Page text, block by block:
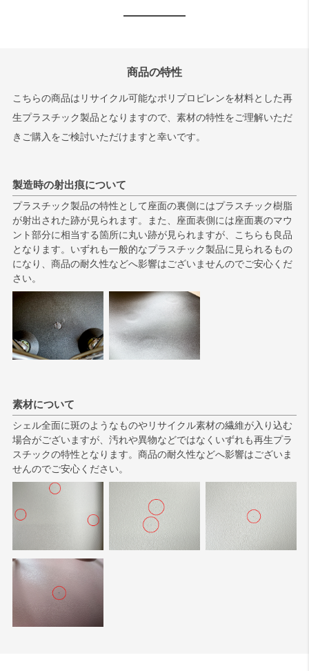
商品の特性
こちらの商品はリサイクル可能なポリプロピレンを材料とした再
生プラスチック製品となりますので、素材の特性をご理解いただ
きご購入をご検討いただけますと幸いです。
製造時の射出痕について
プラスチック製品の特性として座面の裏側にはプラスチック樹脂
が射出された跡が見られます。また、座面表側には座面裏のマウ
ント部分に相当する箇所に丸い跡が見られますが、こちらも良品
となります。いずれも一般的なプラスチック製品に見られるもの
になり、商品の耐久性などへ影響はございませんのでご安心くだ
さい。
素材について
シェル全面に斑のようなものやリサイクル素材の繊維が入り込む
場合がございますが、汚れや異物などではなくいずれも再生プラ
スチックの特性となります。商品の耐久性などへ影響はございま
せんのでご安心ください。